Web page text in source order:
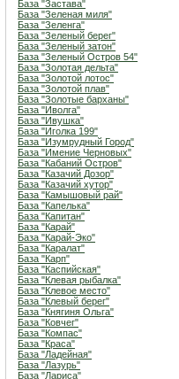
База "Застава"
База "Зеленая миля"
База "Зеленга"
База "Зеленый берег"
База "Зеленый затон"
База "Зеленый Остров 54"
База "Золотая дельта"
База "Золотой лотос"
База "Золотой плав"
База "Золотые барханы"
База "Иволга"
База "Ивушка"
База "Иголка 199"
База "Изумрудный Город"
База "Имение Черновых"
База "Кабаний Остров"
База "Казачий Дозор"
База "Казачий хутор"
База "Камышовый рай"
База "Капелька"
База "Капитан"
База "Карай"
База "Карай-Эко"
База "Каралат"
База "Карп"
База "Каспийская"
База "Клевая рыбалка"
База "Клевое место"
База "Клевый берег"
База "Княгиня Ольга"
База "Ковчег"
База "Компас"
База "Краса"
База "Ладейная"
База "Лазурь"
База "Лариса"